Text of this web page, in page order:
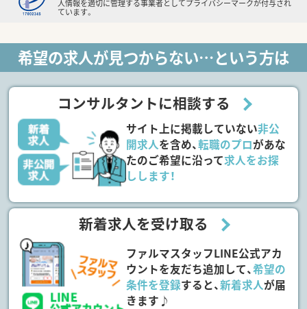
人情報を適切に管理する事業者としてプライバシーマークが付与され
ています。
希望の求人が見つからない…という方は
コンサルタントに相談する
サイト上に掲載していない非公
開求人を含め、転職のプロがあな
たのご希望に沿って求人をお探
しします！
新着求人を受け取る
ファルマスタッフLINE公式アカ
ウントを友だち追加して、希望の
条件を登録すると、新着求人が届
きます♪